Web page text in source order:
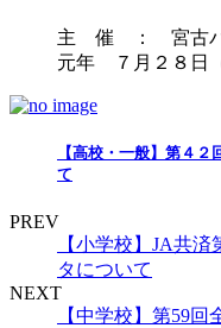
主 催 ： 宮古
元年 ７月２８
【高校・一般】第４
て
PREV
【小学校】JA共
タについて
NEXT
【中学校】第59